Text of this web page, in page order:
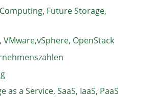
Future Storage,
OpenStack
as a Service, SaaS, IaaS, PaaS